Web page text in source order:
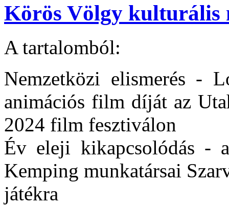
Körös Völgy kulturális
A tartalomból:
Nemzetközi elismerés -
animációs film díját az
2024 film fesztiválon
Év eleji kikapcsolódás -
Kemping munkatársai
játékra